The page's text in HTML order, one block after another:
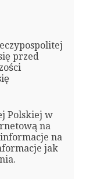
przed
Polskiej w
na
na
jak